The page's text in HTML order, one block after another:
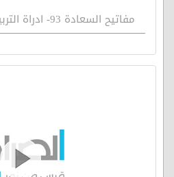
مفاتيح السعادة 93- ادراة التربية